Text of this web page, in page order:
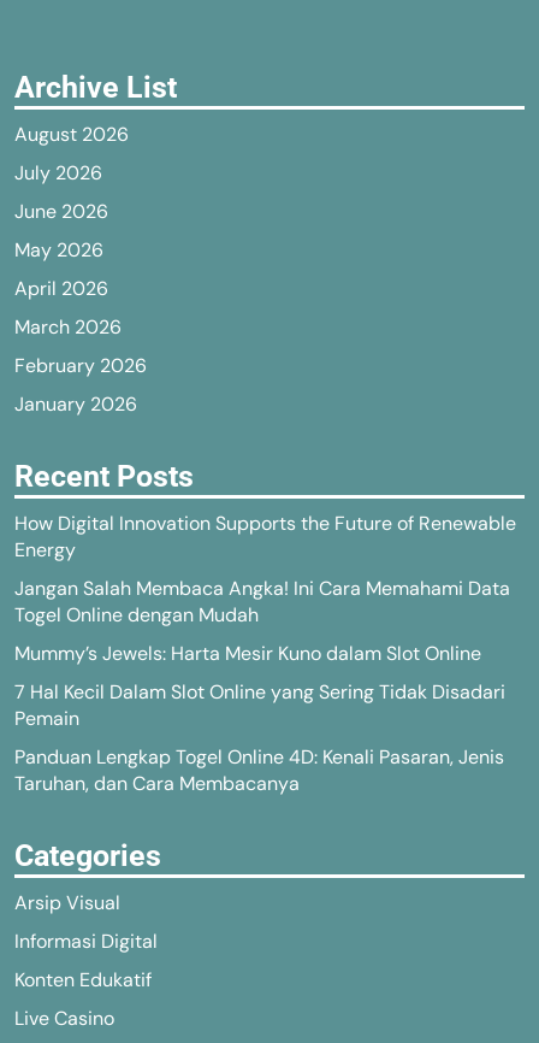
Archive List
August 2026
July 2026
June 2026
May 2026
April 2026
March 2026
February 2026
January 2026
Recent Posts
How Digital Innovation Supports the Future of Renewable
Energy
Jangan Salah Membaca Angka! Ini Cara Memahami Data
Togel Online dengan Mudah
Mummy’s Jewels: Harta Mesir Kuno dalam Slot Online
7 Hal Kecil Dalam Slot Online yang Sering Tidak Disadari
Pemain
Panduan Lengkap Togel Online 4D: Kenali Pasaran, Jenis
Taruhan, dan Cara Membacanya
Categories
Arsip Visual
Informasi Digital
Konten Edukatif
Live Casino